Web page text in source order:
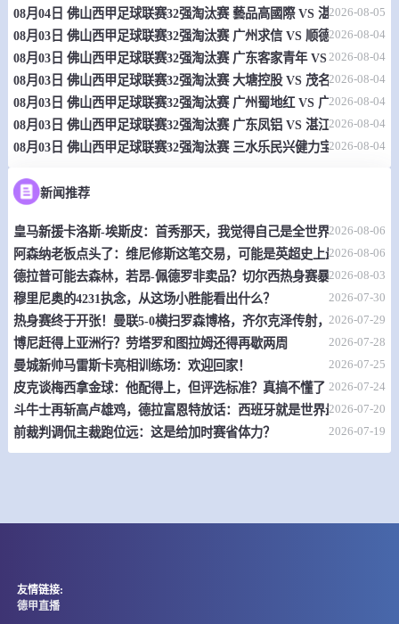
圣约瑟波 0 - 0 加马
情报
巴丁 08-09 04:00 直播中
乌贝兰迪亚 - 0 阿拉戈亚诺体育队
直播中
CA祖文图德尤尼达 0 - 0 门多萨
情报
美预备联 08-09 04:00 直播中
波特兰伐木者后备队 0 - 0 洛杉矶FC II队
情报
08月04日 佛山西甲足球联赛32强淘汰赛 藝品高國際 VS 湛江狂狼·粵
2026-08-05
08月03日 佛山西甲足球联赛32强淘汰赛 广州求信 VS 顺德新青年 全
2026-08-04
08月03日 佛山西甲足球联赛32强淘汰赛 广东客家青年 VS 广州英华思
2026-08-04
08月03日 佛山西甲足球联赛32强淘汰赛 大塘控股 VS 茂名市点都得
2026-08-04
08月03日 佛山西甲足球联赛32强淘汰赛 广州蜀地红 VS 广州戴拿模
2026-08-04
08月03日 佛山西甲足球联赛32强淘汰赛 广东凤铝 VS 湛江八部科技
2026-08-04
08月03日 佛山西甲足球联赛32强淘汰赛 三水乐民兴健力宝 VS 中国澳
2026-08-04
新闻推荐
皇马新援卡洛斯-埃斯皮：首秀那天，我觉得自己是全世界最幸福的人
2026-08-06
阿森纳老板点头了：维尼修斯这笔交易，可能是英超史上最炸裂的转
2026-08-06
德拉普可能去森林，若昂-佩德罗非卖品？切尔西热身赛暴露不少问题
2026-08-03
穆里尼奥的4231执念，从这场小胜能看出什么？ 2026-07-30
热身赛终于开张！曼联5-0横扫罗森博格，齐尔克泽传射，19岁小将惊
2026-07-29
博尼赶得上亚洲行？劳塔罗和图拉姆还得再歇两周 2026-07-28
曼城新帅马雷斯卡亮相训练场：欢迎回家！ 2026-07-25
皮克谈梅西拿金球：他配得上，但评选标准？真搞不懂了 2026-07-24
斗牛士再斩高卢雄鸡，德拉富恩特放话：西班牙就是世界最强2026-07-20
前裁判调侃主裁跑位远：这是给加时赛省体力？ 2026-07-19
友情链接:
德甲直播